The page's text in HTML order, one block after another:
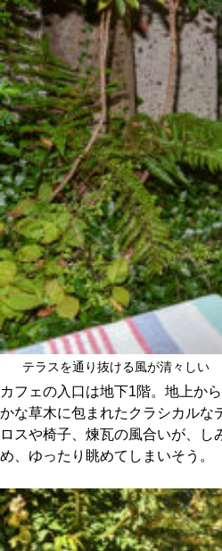
テラスを通り抜ける風が清々しい
カフェの入口は地下1階。地上か
かな草木に包まれたクラシカルな
ロスや椅子、煉瓦の風合いが、し
め、ゆったり眺めてしまいそう。